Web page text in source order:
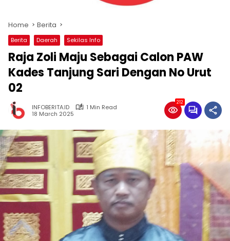
Home Berita
Berita Daerah Sekilas Info
Raja Zoli Maju Sebagai Calon PAW
Kades Tanjung Sari Dengan No Urut
02
INFOBERITA.ID
1 Min Read
18 March 2025
212